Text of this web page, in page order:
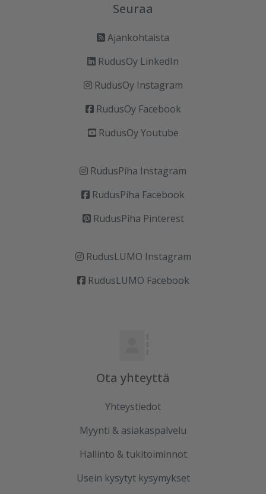
Seuraa
Ajankohtaista
RudusOy LinkedIn
RudusOy Instagram
RudusOy Facebook
RudusOy Youtube
RudusPiha Instagram
RudusPiha Facebook
RudusPiha Pinterest
RudusLUMO Instagram
RudusLUMO Facebook
Ota yhteyttä
Yhteystiedot
Myynti & asiakaspalvelu
Hallinto & tukitoiminnot
Usein kysytyt kysymykset